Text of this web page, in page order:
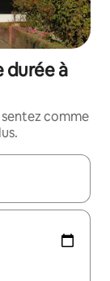
durée à
comme
vers le